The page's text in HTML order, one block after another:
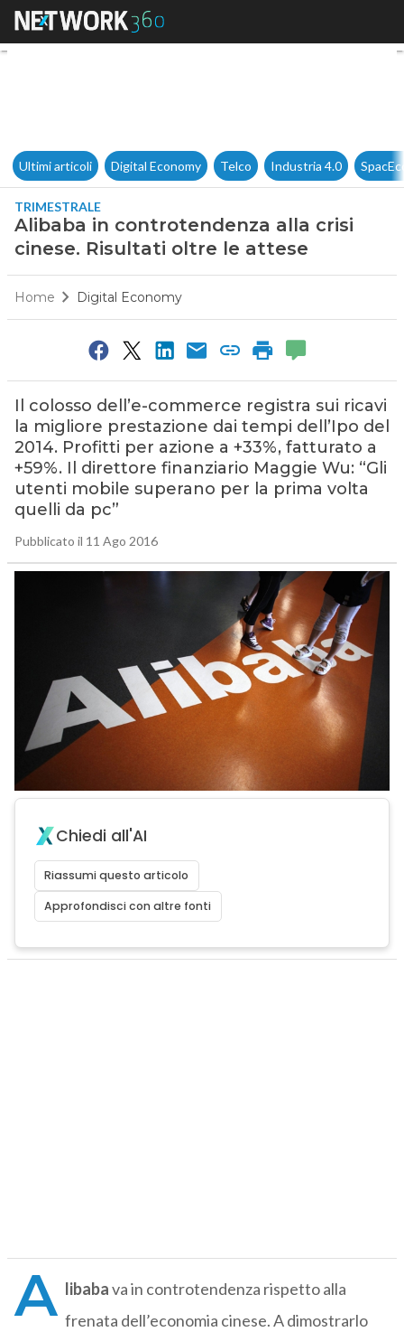
Alibaba in controtendenza
Ultimi articoli Digital Economy Telco Industria 4.0
TRIMESTRALE
Alibaba in controtendenza alla crisi
cinese. Risultati oltre le attese
Home Digital Economy
Il colosso dell’e-commerce registra sui ricavi
la migliore prestazione dai tempi dell’Ipo del
2014. Profitti per azione a +33%, fatturato a
+59%. Il direttore finanziario Maggie Wu: “Gli
utenti mobile superano per la prima volta
quelli da pc”
Pubblicato il 11 Ago 2016
Chiedi all'AI
Riassumi questo articolo
Approfondisci con altre fonti
A libabava in controtendenza rispetto alla
frenata dell’economia cinese. A dimostrarlo